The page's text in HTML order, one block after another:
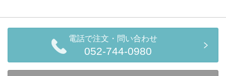
走行エリア別 鉄道模型車両リスト
北海道・東北 関東
電話で注文・問い合わせ
052-744-0980